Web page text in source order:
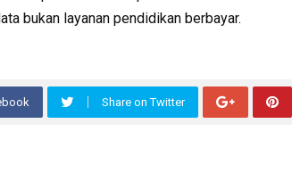
bukan layanan pendidikan berbayar.
Share on Twitter